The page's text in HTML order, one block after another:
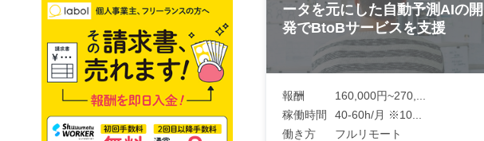
ータを元にした自動予測AIの開
発でBtoBサービスを支援
報酬
160,000円~270,...
稼働時間
40-60h/月 ※10...
働き方
フルリモート